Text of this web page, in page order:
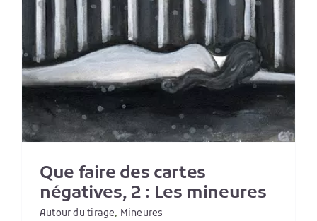
Que faire des cartes
négatives, 2 : Les mineures
Autour du tirage, Mineures